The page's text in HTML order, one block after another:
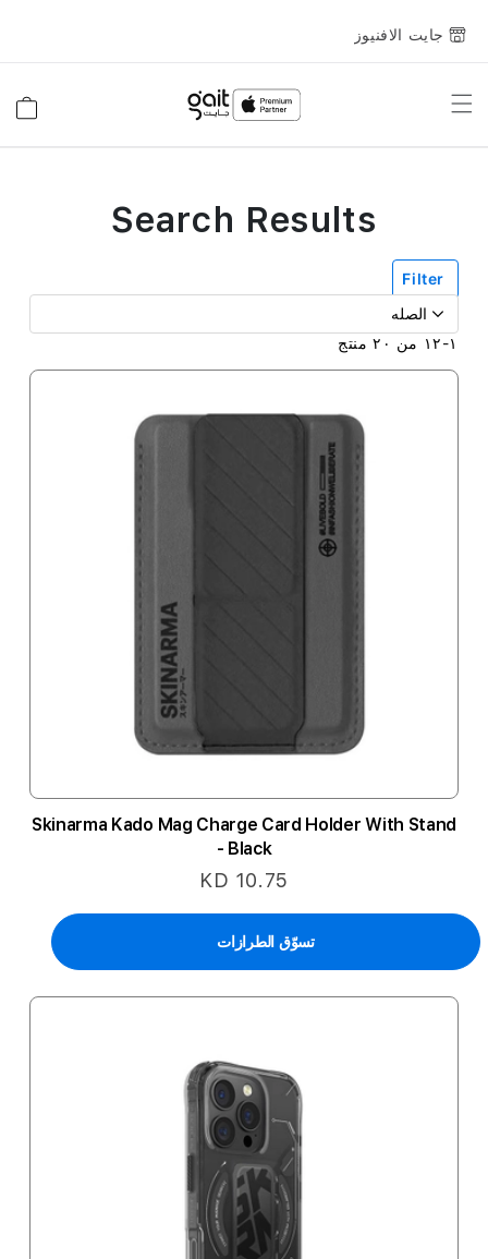
جايت الافنيوز
Toggle
Filter
١-١٢ من ٢٠ منتج
Skinarma Kado Mag Charge Card Holder With Stand
- Black
KD 10.75
تسوّق الطرازات
Search Results